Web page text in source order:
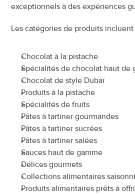
exceptionnels à des expériences
Les catégories de produits incluent
Chocolat à la pistache
Spécialités de chocolat haut de
Chocolat de style Dubaï
Produits à la pistache
Spécialités de fruits
Pâtes à tartiner gourmandes
Pâtes à tartiner sucrées
Pâtes à tartiner salées
Sauces haut de gamme
Délices gourmets
Collections alimentaires
Produits alimentaires prêts à